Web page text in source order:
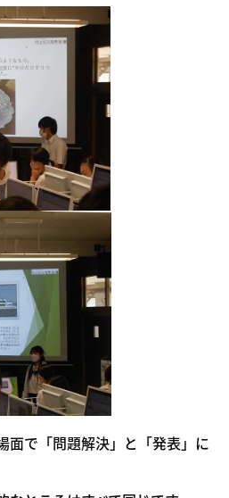
面で「問題解決」と「発表」に